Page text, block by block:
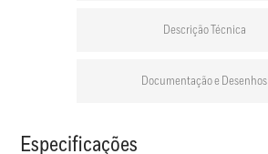
Descrição Técnica
Documentação e Desenhos
Especificações